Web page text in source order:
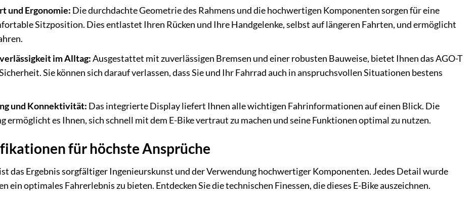
und Ergonomie: Die durchdachte Geometrie des Rahmens und die hochwertigen Komponenten sorgen für eine
Sitzposition. Dies entlastet Ihren Rücken und Ihre Handgelenke, selbst auf längeren Fahrten, und ermöglicht
im Alltag:Ausgestattet mit zuverlässigen Bremsen und einer robusten Bauweise, bietet Ihnen das AGO-T
Sie können sich darauf verlassen, dass Sie und Ihr Fahrrad auch in anspruchsvollen Situationen bestens
und Konnektivität: Das integrierte Display liefert Ihnen alle wichtigen Fahrinformationen auf einen Blick. Die
ermöglicht es Ihnen, sich schnell mit dem E-Bike vertraut zu machen und seine Funktionen optimal zu nutzen.
für höchste Ansprüche
das Ergebnis sorgfältiger Ingenieurskunst und der Verwendung hochwertiger Komponenten. Jedes Detail wurde
ein optimales Fahrerlebnis zu bieten. Entdecken Sie die technischen Finessen, die dieses E-Bike auszeichnen.